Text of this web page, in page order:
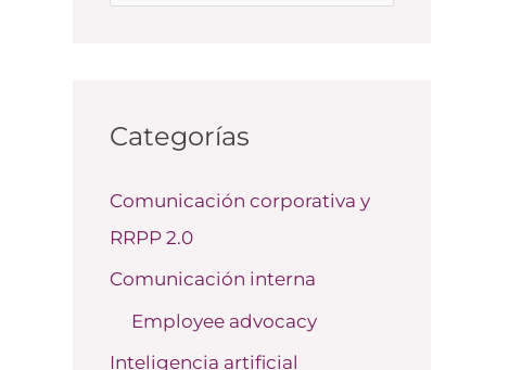
a
p
o
r
Categorías
Comunicación corporativa y
RRPP 2.0
Comunicación interna
Employee advocacy
Inteligencia artificial